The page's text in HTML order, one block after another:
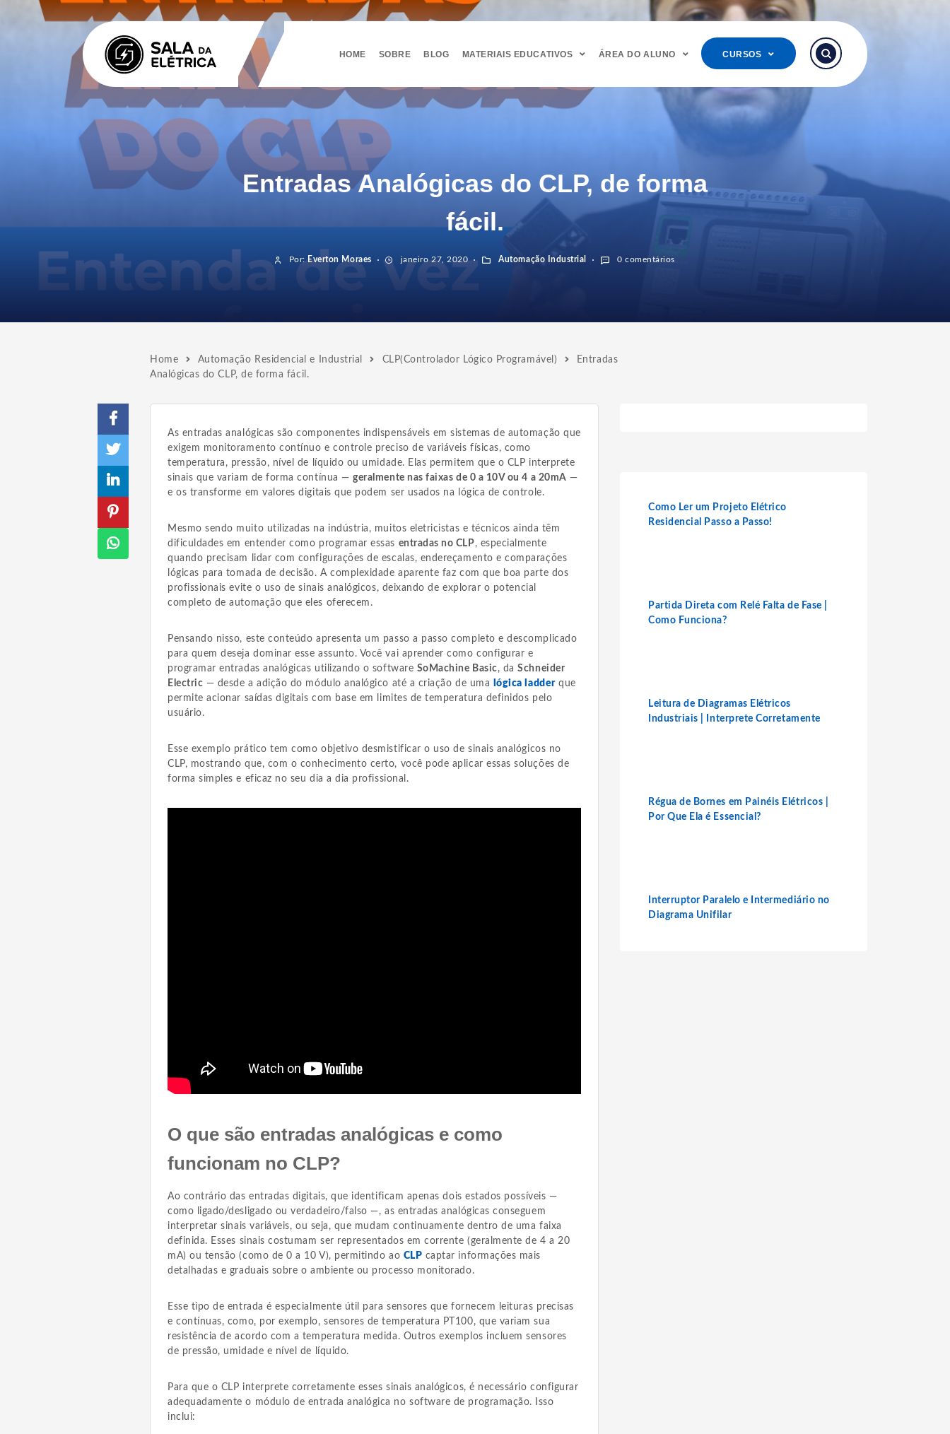
HOME SOBRE BLOG MATERIAIS EDUCATIVOS ÁREA DO ALUNO CURSOS
Entradas Analógicas do CLP, de forma
fácil.
Por:Everton Moraes janeiro 27, 2020 Automação Industrial 0 comentários
Home Automação Residencial e Industrial CLP(Controlador Lógico Programável)
Entradas
Analógicas do CLP, de forma fácil.
As entradas analógicas são componentes indispensáveis em sistemas de automação que
exigem monitoramento contínuo e controle preciso de variáveis físicas, como
temperatura, pressão, nível de líquido ou umidade. Elas permitem que o CLP interprete
sinais que variam de forma contínua —geralmente nas faixas de 0 a 10V ou 4 a 20mA —
e os transforme em valores digitais que podem ser usados na lógica de controle.
Mesmo sendo muito utilizadas na indústria, muitos eletricistas e técnicos ainda têm
dificuldades em entender como programar essas entradas no CLP, especialmente
quando precisam lidar com configurações de escalas, endereçamento e comparações
lógicas para tomada de decisão. A complexidade aparente faz com que boa parte dos
profissionais evite o uso de sinais analógicos, deixando de explorar o potencial
completo de automação que eles oferecem.
Pensando nisso, este conteúdo apresenta um passo a passo completo e descomplicado
para quem deseja dominar esse assunto. Você vai aprender como configurar e
programar entradas analógicas utilizando o software SoMachine Basic, daSchneider
Electric — desde a adição do módulo analógico até a criação de uma lógica ladderque
permite acionar saídas digitais com base em limites de temperatura definidos pelo
usuário.
Esse exemplo prático tem como objetivo desmistificar o uso de sinais analógicos no
CLP, mostrando que, com o conhecimento certo, você pode aplicar essas soluções de
forma simples e eficaz no seu dia a dia profissional.
O que são entradas analógicas e como
funcionam no CLP?
Ao contrário das entradas digitais, que identificam apenas dois estados possíveis —
como ligado/desligado ou verdadeiro/falso —, as entradas analógicas conseguem
interpretar sinais variáveis, ou seja, que mudam continuamente dentro de uma faixa
definida. Esses sinais costumam ser representados em corrente (geralmente de 4 a 20
mA) ou tensão (como de 0 a 10 V), permitindo ao CLP captar informações mais
detalhadas e graduais sobre o ambiente ou processo monitorado.
Esse tipo de entrada é especialmente útil para sensores que fornecem leituras precisas
e contínuas, como, por exemplo, sensores de temperatura PT100, que variam sua
resistência de acordo com a temperatura medida. Outros exemplos incluem sensores
de pressão, umidade e nível de líquido.
Para que o CLP interprete corretamente esses sinais analógicos, é necessário configurar
adequadamente o módulo de entrada analógica no software de programação. Isso
inclui:
Como Ler um Projeto Elétrico
Residencial Passo a Passo!
Partida Direta com Relé Falta de Fase |
Como Funciona?
Leitura de Diagramas Elétricos
Industriais | Interprete Corretamente
Régua de Bornes em Painéis Elétricos |
Por Que Ela é Essencial?
Interruptor Paralelo e Intermediário no
Diagrama Unifilar